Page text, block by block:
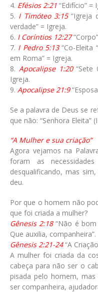
4. Efésios 2:21 “Edifício” =
5. I Timóteo 3:15“Igreja
verdade” = Igreja.
6. I Coríntios 12:27
7. I Pedro 5:13“Co-Eleita
em Roma” = Igreja.
8. Apocalipse 1:20“Sete
Igreja.
9. Apocalipse 21:9
Se a palavra de Deus se
que não: “Senhora Eleita”
“A Mulher e sua criação”
Agora vejamos na
foram as
desqualificando, mas
deu.
Por que o homem não
que foi criada a mulher?
Gênesis 2:18“Não é bom
Que auxilia, companheira”.
Gênesis 2:21-24“A
A mulher foi criada da
cabeça para não ser o
pisada pelo homem,
ser companheira,